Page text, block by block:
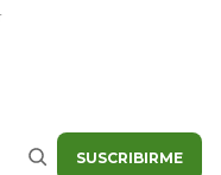
Buscar SUSCRIBIRME